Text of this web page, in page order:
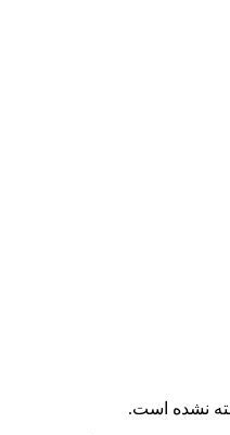
نشده است.